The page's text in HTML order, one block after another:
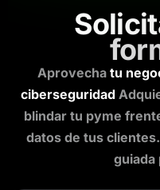
Aprovecha tu
ciberseguridad
blindar tu pyme
datos de tus
guiada